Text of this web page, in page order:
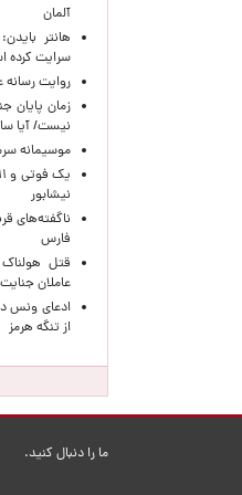
آلمان
هانتر
سرایت کرده
روایت رسانه
زمان پایان
نیست/ آیا
موسیمانه
نیشابور
فارس
قتل
عاملان
ادعای ونس
از تنگه هرمز
ما را دنبال کنید.